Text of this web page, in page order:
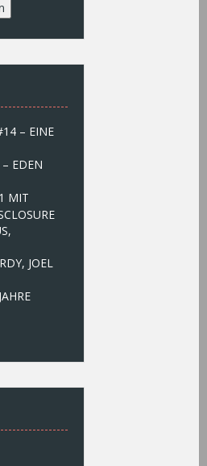
– EINE
EDEN
MIT
JOEL